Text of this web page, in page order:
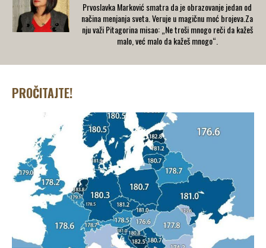
Prvoslavka Marković smatra da je obrazovanje jedan od
načina menjanja sveta. Veruje u magičnu moć brojeva.Za
nju važi Pitagorina misao: „Ne troši mnogo reči da kažeš
malo, već malo da kažeš mnogo“.
PROČITAJTE!